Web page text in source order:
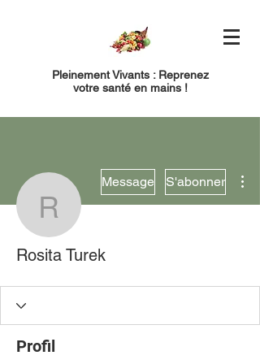
Pleinement Vivants : Reprenez
votre santé en mains !
Rosita Turek
Message S'abonner
Rosita Turek
Profil